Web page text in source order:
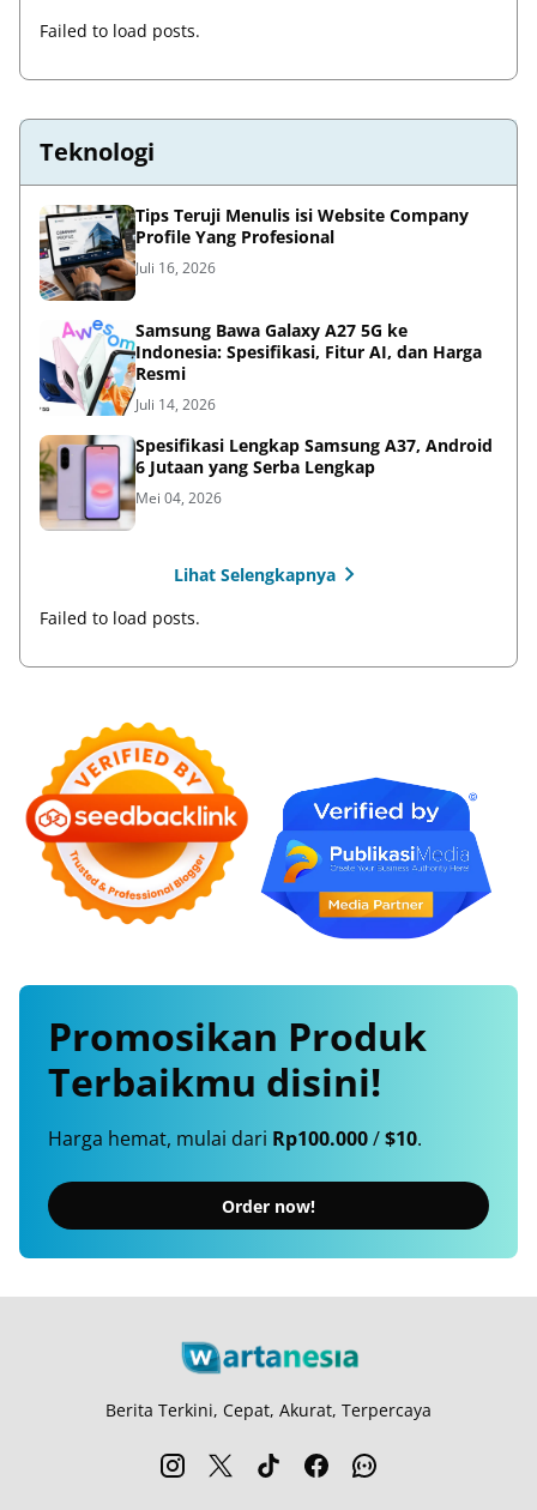
Failed to load posts.
Teknologi
Tips Teruji Menulis isi Website Company
Profile Yang Profesional
Juli 16, 2026
Samsung Bawa Galaxy A27 5G ke
Indonesia: Spesifikasi, Fitur AI, dan Harga
Resmi
Juli 14, 2026
Spesifikasi Lengkap Samsung A37, Android
6 Jutaan yang Serba Lengkap
Mei 04, 2026
Lihat Selengkapnya
Failed to load posts.
Promosikan Produk
Terbaikmu disini!
Harga hemat, mulai dari Rp100.000/$10.
Order now!
Berita Terkini, Cepat, Akurat, Terpercaya